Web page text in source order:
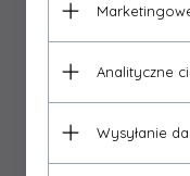
Hydrolizowane
peptydy
kolagenu
Witamina C
Analityczne
Wysyłanie